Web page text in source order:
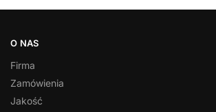
O NAS
Firma
Zamówienia
Jakość